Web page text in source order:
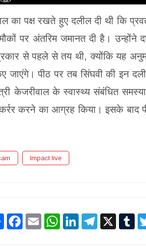
का पक्ष रखते हुए दलील दी थी कि
पर अंतरिम जमानत दी है। उन्होंने
से पहले से तय थी, क्योंकि यह
जाएंगे। पीठ पर तब सिंघवी की इन
केजरीवाल के स्वास्थ्य संबंधित
करने का आग्रह किया। इसके बाद
Impact live
Share Facebook
Email WhatsApp
LinkedInTelegram
X